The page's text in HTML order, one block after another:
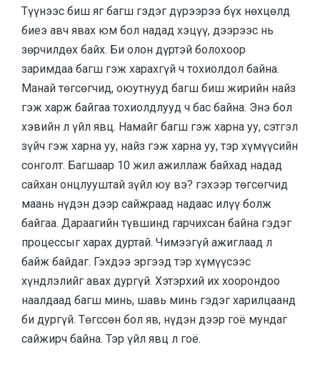
Түүнээс биш яг багш гэдэг дүрээрээ бүх нөхцөлд
биеэ авч явах юм бол надад хэцүү, дээрээс нь
зөрчилдөх байх. Би олон дүртэй болохоор
заримдаа багш гэж харахгүй ч тохиолдол байна.
Манай төгсөгчид, оюутнууд багш биш жирийн найз
гэж харж байгаа тохиолдлууд ч бас байна. Энэ бол
хэвийн л үйл явц. Намайг багш гэж харна уу, сэтгэл
зүйч гэж харна уу, найз гэж харна уу, тэр хүмүүсийн
сонголт. Багшаар 10 жил ажиллаж байхад надад
сайхан онцлууштай зүйл юу вэ? гэхээр төгсөгчид
маань нүдэн дээр сайжраад надаас илүү болж
байгаа. Дараагийн түвшинд гарчихсан байна гэдэг
процессыг харах дуртай. Чимээгүй ажиглаад л
байж байдаг. Гэхдээ эргээд тэр хүмүүсээс
хүндлэлийг авах дургүй. Хэтэрхий их хоорондоо
наалдаад багш минь, шавь минь гэдэг харилцаанд
би дургүй. Төгссөн бол яв, нүдэн дээр гоё мундаг
сайжирч байна. Тэр үйл явц л гоё.